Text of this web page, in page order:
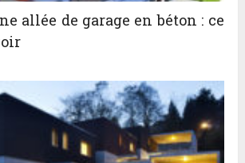
allée de garage en béton : ce